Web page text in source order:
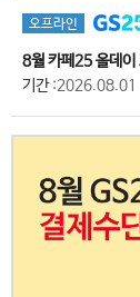
오프라인
8월 카페25 올데이
기간:2026.08.01